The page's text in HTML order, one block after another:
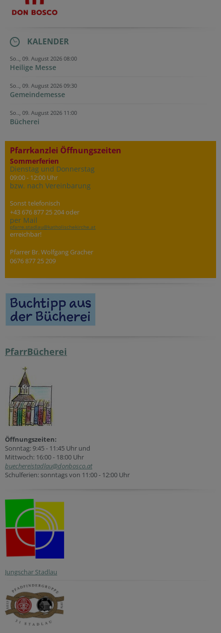
KALENDER
So.., 09. August 2026 08:00
Heilige Messe
So.., 09. August 2026 09:30
Gemeindemesse
So.., 09. August 2026 11:00
Bücherei
Pfarrkanzlei Öffnungszeiten
Sommerferien
Dienstag und Donnerstag
09:00 - 12:00 Uhr
bzw. nach Vereinbarung
Sonst telefonisch
+43 676 877 25 204 oder
per Mail
pfarre.stadlau@katholischekirche.at
erreichbar!
Pfarrer Br. Wolfgang Gracher
0676 877 25 209
PfarrBücherei
Öffnungszeiten:
Sonntag: 9:45 - 11:45 Uhr und
Mittwoch: 16:00 - 18:00 Uhr
buechereistadlau@donbosco.at
Schulferien: sonntags von 11:00 - 12:00 Uhr
Jungschar Stadlau